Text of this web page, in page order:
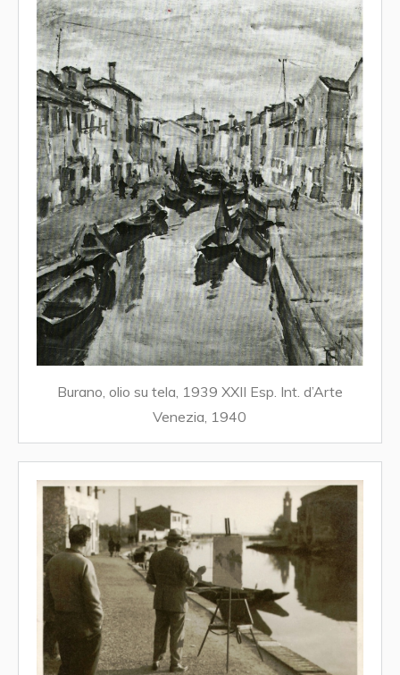
Burano, olio su tela, 1939 XXII Esp. Int. d’Arte
Venezia, 1940